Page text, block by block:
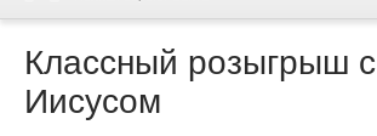
Классный розыгрыш с
Иисусом